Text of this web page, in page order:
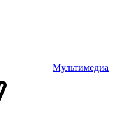
Мультимедиа